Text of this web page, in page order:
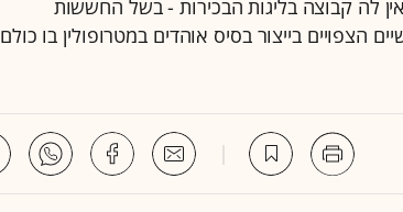
לה קבוצה בליגות הבכירות - בשל החששות
הצפויים בייצור בסיס אוהדים במטרופולין בו כולם